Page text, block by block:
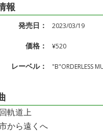
報
発売日： 2023/03/19
価格： ¥520
レーベル： "B"ORDERLESS
軌道上
から遠くへ